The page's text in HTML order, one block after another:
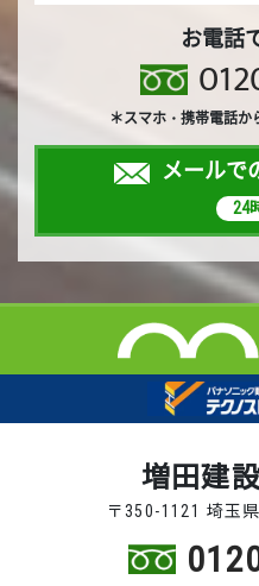
お電話
＊スマホ・携帯電話か
メールで
24
増田建
〒350-1121 埼玉